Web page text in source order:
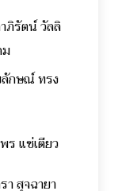
ภิรัตน์ วัลลิ
กษณ์ ทรง
ร แซ่เตียว
า สุจฉายา